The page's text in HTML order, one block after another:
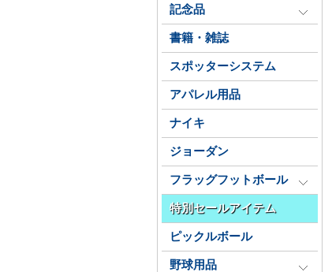
記念品
書籍・雑誌
スポッターシステム
アパレル用品
ナイキ
ジョーダン
フラッグフットボール
特別セールアイテム
ピックルボール
野球用品